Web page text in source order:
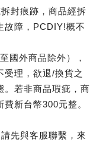
封痕跡，商品經拆
故障，PCDIY!概不
國外商品除外），
受理，欲退/換貨之
。若非商品瑕疵，商
新台幣300元整。
先與客服聯繫，來